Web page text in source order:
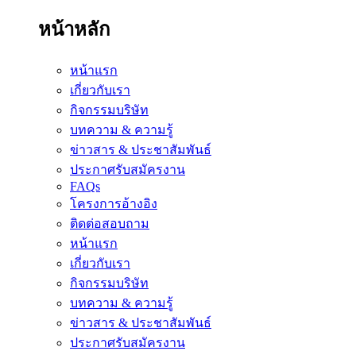
หน้าหลัก
หน้าแรก
เกี่ยวกับเรา
กิจกรรมบริษัท
บทความ & ความรู้
ข่าวสาร & ประชาสัมพันธ์
ประกาศรับสมัครงาน
FAQs
โครงการอ้างอิง
ติดต่อสอบถาม
หน้าแรก
เกี่ยวกับเรา
กิจกรรมบริษัท
บทความ & ความรู้
ข่าวสาร & ประชาสัมพันธ์
ประกาศรับสมัครงาน